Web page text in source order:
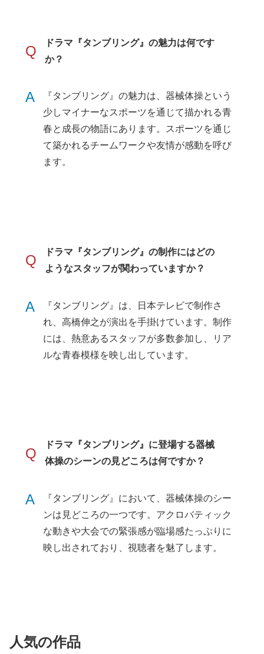
Q
ドラマ『タンブリング』の魅力は何です
か？
A
『タンブリング』の魅力は、器械体操という
少しマイナーなスポーツを通じて描かれる青
春と成長の物語にあります。スポーツを通じ
て築かれるチームワークや友情が感動を呼び
ます。
Q
ドラマ『タンブリング』の制作にはどの
ようなスタッフが関わっていますか？
A
『タンブリング』は、日本テレビで制作さ
れ、高橋伸之が演出を手掛けています。制作
には、熱意あるスタッフが多数参加し、リア
ルな青春模様を映し出しています。
Q
ドラマ『タンブリング』に登場する器械
体操のシーンの見どころは何ですか？
A
『タンブリング』において、器械体操のシー
ンは見どころの一つです。アクロバティック
な動きや大会での緊張感が臨場感たっぷりに
映し出されており、視聴者を魅了します。
人気の作品